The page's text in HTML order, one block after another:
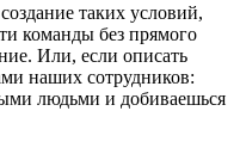
таких условий,
команды без прямого
Или, если описать
наших сотрудников:
людьми и добиваешься